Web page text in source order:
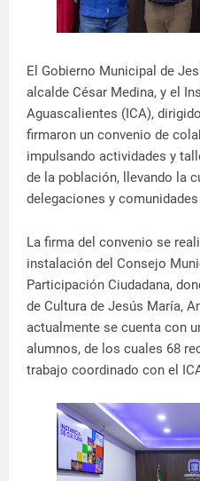
El Gobierno Municipal de
alcalde César Medina, y el
Aguascalientes (ICA),
firmaron un convenio de
impulsando actividades y
de la población, llevando la
delegaciones y
La firma del convenio se
instalación del Consejo
Participación Ciudadana,
de Cultura de Jesús María,
actualmente se cuenta con
alumnos, de los cuales 68
trabajo coordinado con el